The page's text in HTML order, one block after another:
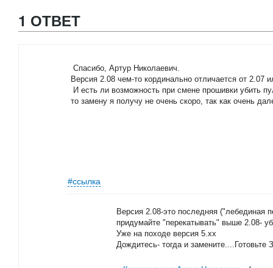
1 ОТВЕТ
Спасибо, Артур Николаевич.
Версия 2.08 чем-то кординально отличается от 2.07
И есть ли возможность при смене прошивки убить
то замену я получу не очень скоро, так как очень
#ссылка
Версия 2.08-это последняя ("лебединая
придумайте "перекатывать" выше 2.08-
Уже на походе версия 5.хх
Дождитесь- тогда и замените....Готовьте